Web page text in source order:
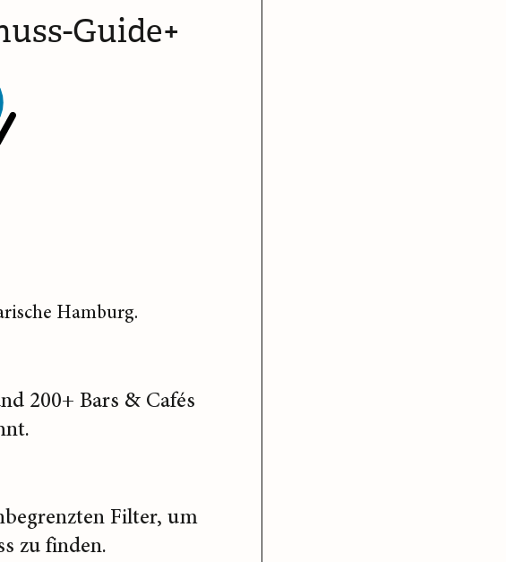
Guide+
Hamburg.
200+ Bars & Cafés
Filter, um
zu finden.